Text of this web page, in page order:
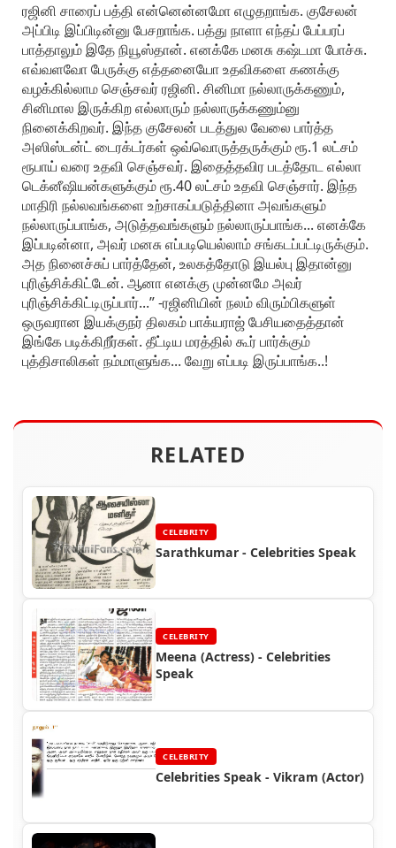
ரஜினி சாரைப் பத்தி என்னென்னமோ எழுதறாங்க. குசேலன்
அப்பிடி இப்பிடின்னு பேசறாங்க. பத்து நாளா எந்தப் பேப்பரப்
பாத்தாலும் இதே நியூஸ்தான். எனக்கே மனசு கஷ்டமா போச்சு.
எவ்வளவோ பேருக்கு எத்தனையோ உதவிகளை கணக்கு
வழக்கில்லாம செஞ்சவர் ரஜினி. சினிமா நல்லாருக்கணும்,
சினிமால இருக்கிற எல்லாரும் நல்லாருக்கணும்னு
நினைக்கிறவர். இந்த குசேலன் படத்துல வேலை பார்த்த
அஸிஸ்டன்ட் டைரக்டர்கள் ஒவ்வொருத்தருக்கும் ரூ.1 லட்சம்
ரூபாய் வரை உதவி செஞ்சவர். இதைத்தவிர படத்தோட எல்லா
டெக்னீஷியன்களுக்கும் ரூ.40 லட்சம் உதவி செஞ்சார். இந்த
மாதிரி நல்லவங்களை உற்சாகப்படுத்தினா அவங்களும்
நல்லாருப்பாங்க, அடுத்தவங்களும் நல்லாருப்பாங்க... எனக்கே
இப்படின்னா, அவர் மனசு எப்படியெல்லாம் சங்கடப்பட்டிருக்கும்.
அத நினைச்சுப் பார்த்தேன், உலகத்தோடு இயல்பு இதான்னு
புரிஞ்சிக்கிட்டேன். ஆனா எனக்கு முன்னமே அவர்
புரிஞ்சிக்கிட்டிருப்பார்...” -ரஜினியின் நலம் விரும்பிகளுள்
ஒருவரான இயக்குநர் திலகம் பாக்யராஜ் பேசியதைத்தான்
இங்கே படிக்கிறீர்கள். தீட்டிய மரத்தில் கூர் பார்க்கும்
புத்திசாலிகள் நம்மாளுங்க... வேறு எப்படி இருப்பாங்க..!
RELATED
CELEBRITY
Sarathkumar - Celebrities Speak
CELEBRITY
Meena (Actress) - Celebrities
Speak
CELEBRITY
Celebrities Speak - Vikram (Actor)